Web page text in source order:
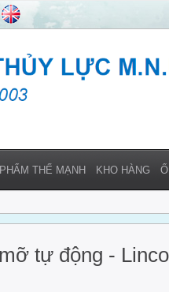
tự động -
THẾ MẠNH KHO HÀNG